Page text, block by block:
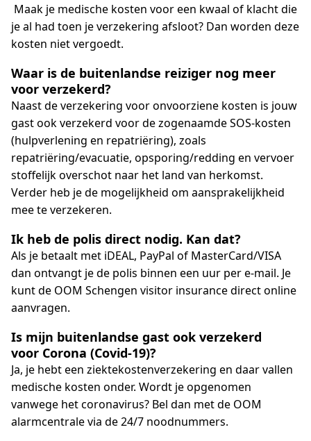
Maak je medische kosten voor een kwaal of klacht die
je al had toen je verzekering afsloot? Dan worden deze
kosten niet vergoedt.
Waar is de buitenlandse reiziger nog meer
voor verzekerd?
Naast de verzekering voor onvoorziene kosten is jouw
gast ook verzekerd voor de zogenaamde SOS-kosten
(hulpverlening en repatriëring), zoals
repatriëring/evacuatie, opsporing/redding en vervoer
stoffelijk overschot naar het land van herkomst.
Verder heb je de mogelijkheid om aansprakelijkheid
mee te verzekeren.
Ik heb de polis direct nodig. Kan dat?
Als je betaalt met iDEAL, PayPal of MasterCard/VISA
dan ontvangt je de polis binnen een uur per e-mail. Je
kunt de OOM Schengen visitor insurance direct online
aanvragen.
Is mijn buitenlandse gast ook verzekerd
voor Corona (Covid-19)?
Ja, je hebt een ziektekostenverzekering en daar vallen
medische kosten onder. Wordt je opgenomen
vanwege het coronavirus? Bel dan met de OOM
alarmcentrale via de 24/7 noodnummers.